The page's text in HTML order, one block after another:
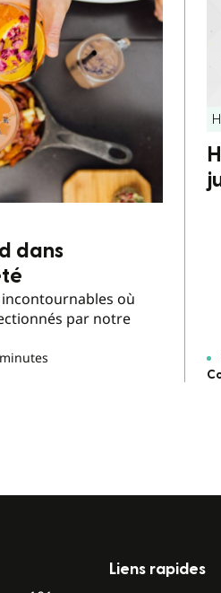
dans
où
par notre
Liens rapides